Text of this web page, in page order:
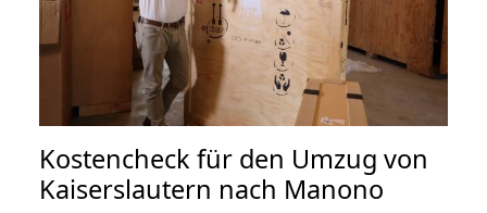
Kostencheck für den Umzug von
Kaiserslautern nach Manono